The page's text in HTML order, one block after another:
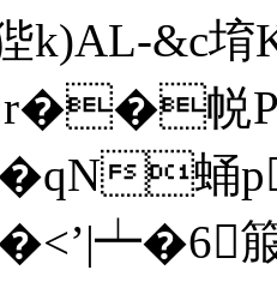
&c堉K
帨
蛹
箙